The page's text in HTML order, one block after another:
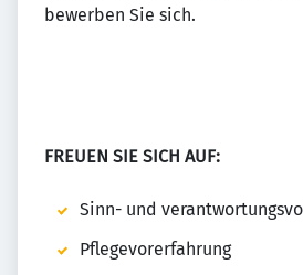
bewerben Sie sich.
FREUEN SIE SICH AUF:
Sinn- und
Pflegevorerfahrung